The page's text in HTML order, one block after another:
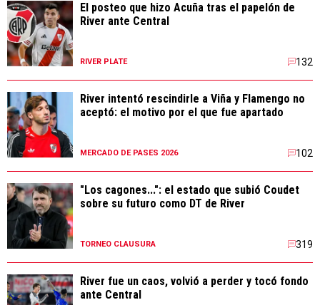
El posteo que hizo Acuña tras el papelón de
River ante Central
RIVER PLATE 132
River intentó rescindirle a Viña y Flamengo no
aceptó: el motivo por el que fue apartado
MERCADO DE PASES 2026 102
"Los cagones...": el estado que subió Coudet
sobre su futuro como DT de River
TORNEO CLAUSURA 319
River fue un caos, volvió a perder y tocó fondo
ante Central